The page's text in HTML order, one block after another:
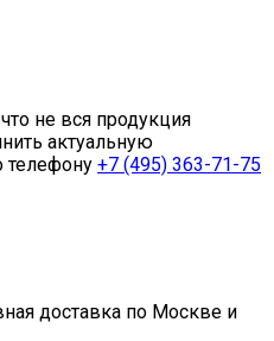
не вся продукция
актуальную
+7 (495) 363-71-75
доставка по Москве и